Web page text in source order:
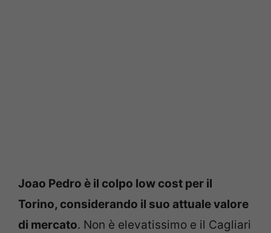
Joao Pedro è il colpo low cost per il
Torino, considerando il suo attuale valore
di mercato. Non è elevatissimo e il Cagliari